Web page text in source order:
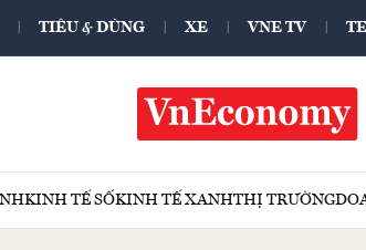
TIÊU & DÙNG XE VNE TV
KINH TẾ SỐKINH TẾ XANHTHỊ TRƯỜNG